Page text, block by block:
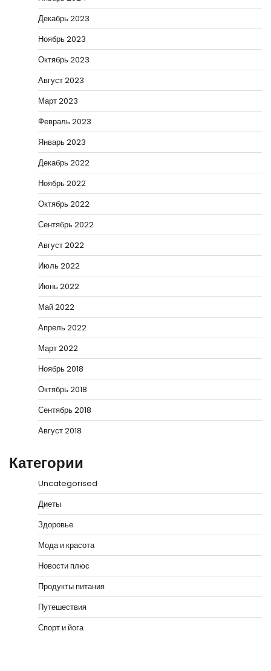
Декабрь 2023
Ноябрь 2023
Октябрь 2023
Август 2023
Март 2023
Февраль 2023
Январь 2023
Декабрь 2022
Ноябрь 2022
Октябрь 2022
Сентябрь 2022
Август 2022
Июль 2022
Июнь 2022
Май 2022
Апрель 2022
Март 2022
Ноябрь 2018
Октябрь 2018
Сентябрь 2018
Август 2018
Категории
Uncategorised
Диеты
Здоровье
Мода и красота
Новости плюс
Продукты питания
Путешествия
Спорт и йога